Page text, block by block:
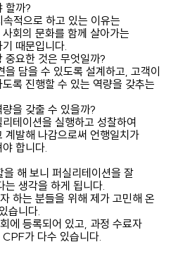
할까?
적으로 하고 있는 이유는
회의 문화를 함께 살아가는
때문입니다.
중요한 것은 무엇일까?
담을 수 있도록 설계하고, 고객이
록 진행할 수 있는 역량을 갖추는
을 갖출 수 있을까?
테이션을 실행하고 성찰하여
계발해 나감으로써 언행일치가
합니다.
해 보니 퍼실리테이션을 잘
는 생각을 하게 됩니다.
하는 분들을 위해 제가 고민해 온
습니다.
에 등록되어 있고, 과정 수료자
가 다수 있습니다.